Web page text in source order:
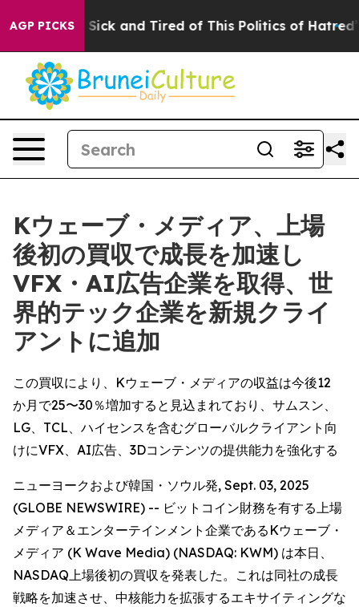
AGP PICKS
Are Sick and Tired of This Politics of Hatred” The
Kウェーブ・メディア、上場
後初の買収で成長を加速し
VFX・AI広告企業を取得、世
界的テック企業を新規クライ
アントに追加
この買収により、Kウェーブ・メディアの収益は今後12
か月で25〜30％増加すると見込まれており、サムスン、
LG、TCL、ハイセンスを含むグローバルクライアント向
けにVFX、AI広告、3Dコンテンツの提供能力を強化する
ニューヨークおよび韓国・ソウル発, Sept. 03, 2025
(GLOBE NEWSWIRE) -- ビットコイン財務を有する上場
メディア＆エンターテインメント企業であるKウェーブ・
メディア (K Wave Media) (NASDAQ: KWM) は本日、
NASDAQ上場後初の買収を発表した。これは同社の成長
戦略を加速させ、中核能力を拡張するエキサイティングな